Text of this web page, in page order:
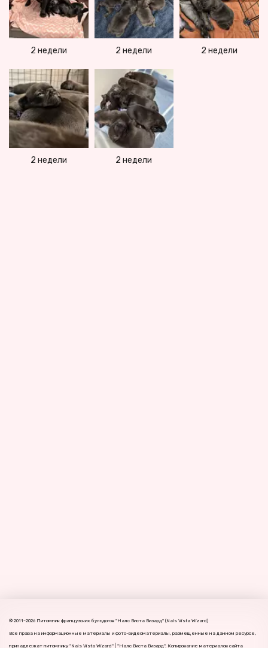
2 недели 2 недели 2 недели
2 недели 2 недели
© 2011-2026 Питомник французских бульдогов "Налс Виста Визард" (Nals Vista Wizard)
Все права на информационные материалы и фото-видеоматериалы, размещенные на данном ресурсе,
принадлежат питомнику "Nals Vista Wizard" | "Налс Виста Визард". Копирование материалов сайта